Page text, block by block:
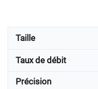
Taille
Taux de débit
Précision